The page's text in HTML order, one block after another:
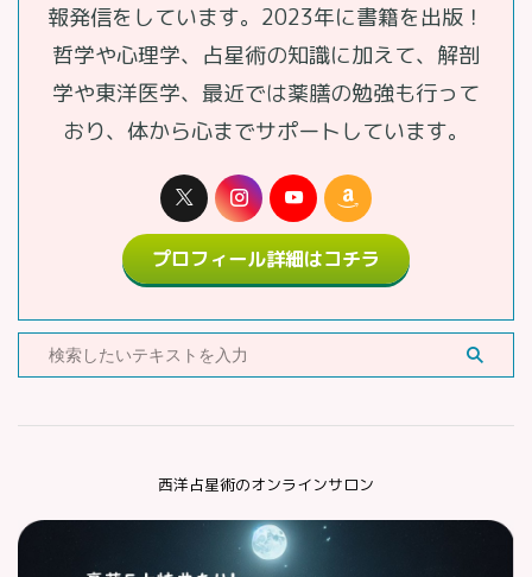
報発信をしています。2023年に書籍を出版！
哲学や心理学、占星術の知識に加えて、解剖
学や東洋医学、最近では薬膳の勉強も行って
おり、体から心までサポートしています。
プロフィール詳細はコチラ
西洋占星術のオンラインサロン